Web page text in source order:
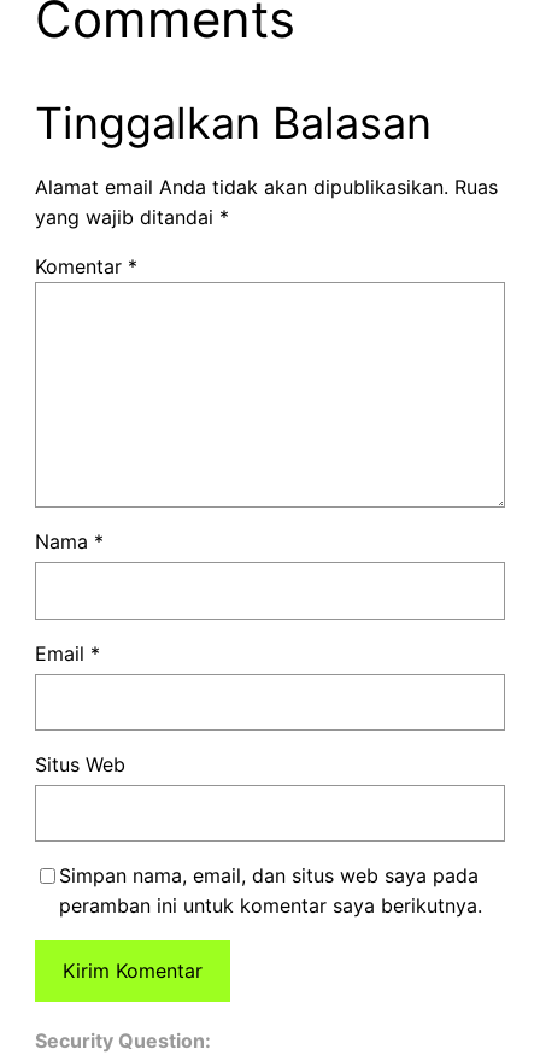
Comments
Tinggalkan Balasan
Alamat email Anda tidak akan dipublikasikan. Ruas
yang wajib ditandai *
Komentar *
Nama *
Email *
Situs Web
Simpan nama, email, dan situs web saya pada
peramban ini untuk komentar saya berikutnya.
Security Question: